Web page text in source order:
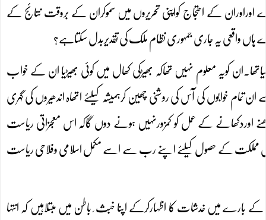
کے احتجاج کواپنی تحریروں میں سموکران کے بروقت نتائج کے
واقعی یہ جاری جمہوری نظام ملک کی تقدیربدل سکتاہے؟
کویہ معلوم نہیں تھاکہ بھیڑکی کھال میں کوئی بھیڑیا ان کے خواب
خوابوں کی آس کی روشنی چھین کرہمیشہ کیلئے اتھاہ اندھیروں کی گہری
اوردکھانے کے عمل کو کمزورنہیں ہونے دوں گاکہ اس معجزاتی ریاست
ہم نے اس مملکت کے حصول کیلئے اپنے رب سے اسے مکمل اسلامی وفلاحی ریاست
اثاثوں کے بارے میں خدشات کا اظہارکرکے اپنا خبث ِ باطن میں مبتلاہیں کہ انتہا